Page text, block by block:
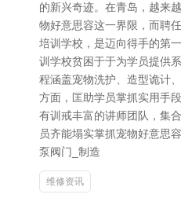
的新兴奇迹。在青岛，越来
物好意思容这一界限，而聘
培训学校，是迈向得手的第
训学校贫困于于为学员提供
程涵盖宠物洗护、造型诡计
方面，匡助学员掌抓实用手
有训戒丰富的讲师团队，集
员齐能塌实掌抓宠物好意思
泵阀门_制造
维修资讯